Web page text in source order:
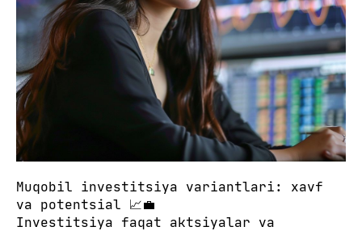
Muqobil investitsiya variantlari: xavf
va potentsial 📈💼
Investitsiya faqat aktsiyalar va